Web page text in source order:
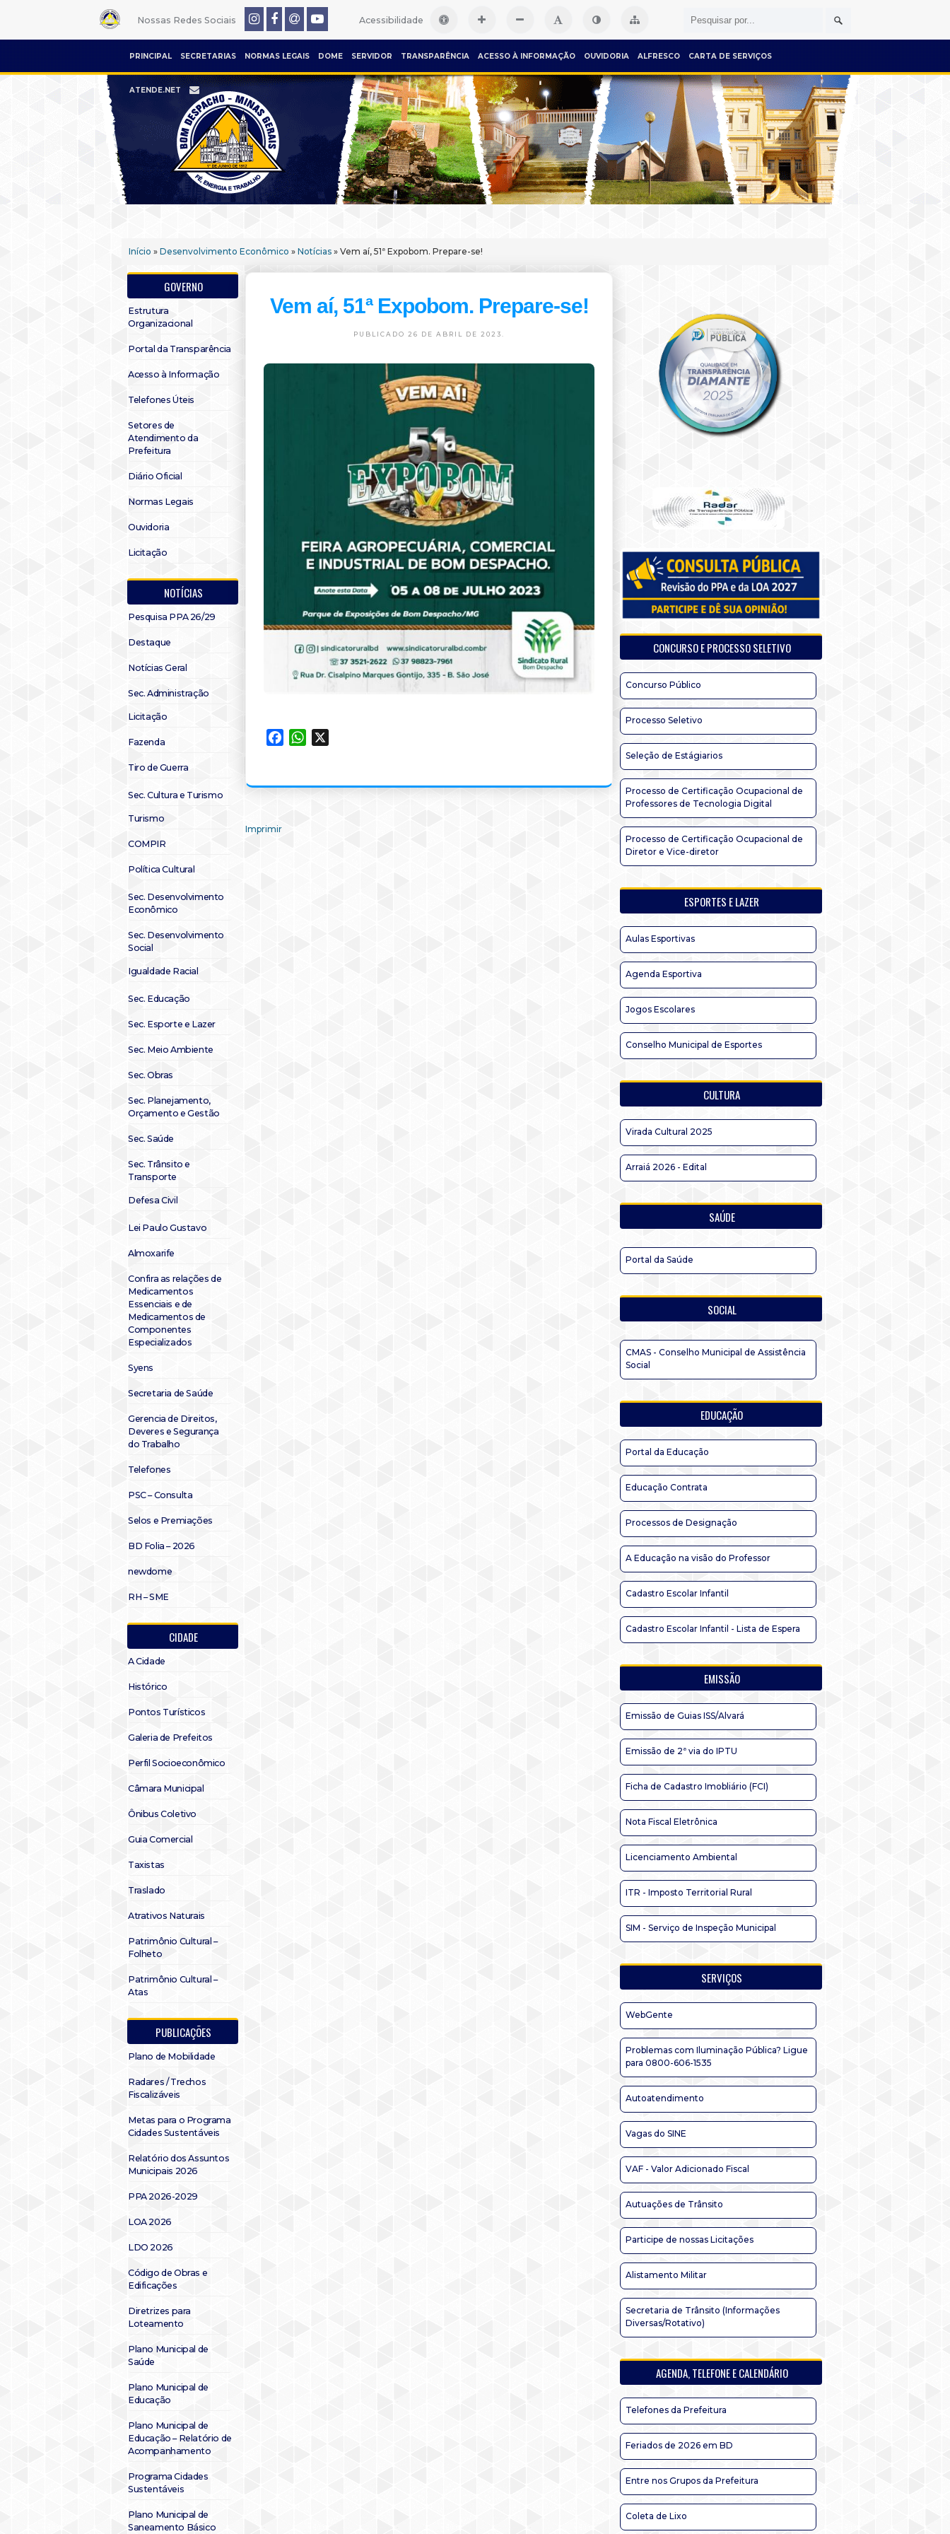
Nossas Redes Sociais Acessibilidade
PRINCIPAL SECRETARIAS NORMAS LEGAIS DOME SERVIDOR TRANSPARÊNCIA ACESSO À INFORMAÇÃO OUVIDORIA ALFRESCO CARTA DE SERVIÇOS
ATENDE.NET
Início » Desenvolvimento Econômico » Notícias » Vem aí, 51ª Expobom. Prepare-se!
GOVERNO
Estrutura
Organizacional
Portal da Transparência
Acesso à Informação
Telefones Úteis
Setores de
Atendimento da
Prefeitura
Diário Oficial
Normas Legais
Ouvidoria
Licitação
NOTÍCIAS
Pesquisa PPA 26/29
Destaque
Notícias Geral
Sec. Administração
Licitação
Fazenda
Tiro de Guerra
Sec. Cultura e Turismo
Turismo
COMPIR
Política Cultural
Sec. Desenvolvimento
Econômico
Sec. Desenvolvimento
Social
Igualdade Racial
Sec. Educação
Sec. Esporte e Lazer
Sec. Meio Ambiente
Sec. Obras
Sec. Planejamento,
Orçamento e Gestão
Sec. Saúde
Sec. Trânsito e
Transporte
Defesa Civil
Lei Paulo Gustavo
Almoxarife
Confira as relações de
Medicamentos
Essenciais e de
Medicamentos de
Componentes
Especializados
Syens
Secretaria de Saúde
Gerencia de Direitos,
Deveres e Segurança
do Trabalho
Telefones
PSC – Consulta
Selos e Premiações
BD Folia – 2026
newdome
RH – SME
CIDADE
A Cidade
Histórico
Pontos Turísticos
Galeria de Prefeitos
Perfil Socioeconômico
Câmara Municipal
Ônibus Coletivo
Guia Comercial
Taxistas
Traslado
Atrativos Naturais
Patrimônio Cultural –
Folheto
Patrimônio Cultural –
Atas
PUBLICAÇÕES
Plano de Mobilidade
Radares / Trechos
Fiscalizáveis
Metas para o Programa
Cidades Sustentáveis
Relatório dos Assuntos
Municipais 2026
PPA 2026-2029
LOA 2026
LDO 2026
Código de Obras e
Edificações
Diretrizes para
Loteamento
Plano Municipal de
Saúde
Plano Municipal de
Educação
Plano Municipal de
Educação – Relatório de
Acompanhamento
Programa Cidades
Sustentáveis
Plano Municipal de
Saneamento Básico
Vem aí, 51ª Expobom. Prepare-se!
PUBLICADO 26 DE ABRIL DE 2023.
FacebookWhatsApp
Imprimir
CONCURSO E PROCESSO SELETIVO
Concurso Público
Processo Seletivo
Seleção de Estágiarios
Processo de Certificação Ocupacional de
Professores de Tecnologia Digital
Processo de Certificação Ocupacional de
Diretor e Vice-diretor
ESPORTES E LAZER
Aulas Esportivas
Agenda Esportiva
Jogos Escolares
Conselho Municipal de Esportes
CULTURA
Virada Cultural 2025
Arraiá 2026 - Edital
SAÚDE
Portal da Saúde
SOCIAL
CMAS - Conselho Municipal de Assistência
Social
EDUCAÇÃO
Portal da Educação
Educação Contrata
Processos de Designação
A Educação na visão do Professor
Cadastro Escolar Infantil
Cadastro Escolar Infantil - Lista de Espera
EMISSÃO
Emissão de Guias ISS/Alvará
Emissão de 2ª via do IPTU
Ficha de Cadastro Imobliário (FCI)
Nota Fiscal Eletrônica
Licenciamento Ambiental
ITR - Imposto Territorial Rural
SIM - Serviço de Inspeção Municipal
SERVIÇOS
WebGente
Problemas com Iluminação Pública? Ligue
para 0800-606-1535
Autoatendimento
Vagas do SINE
VAF - Valor Adicionado Fiscal
Autuações de Trânsito
Participe de nossas Licitações
Alistamento Militar
Secretaria de Trânsito (Informações
Diversas/Rotativo)
AGENDA, TELEFONE E CALENDÁRIO
Telefones da Prefeitura
Feriados de 2026 em BD
Entre nos Grupos da Prefeitura
Coleta de Lixo